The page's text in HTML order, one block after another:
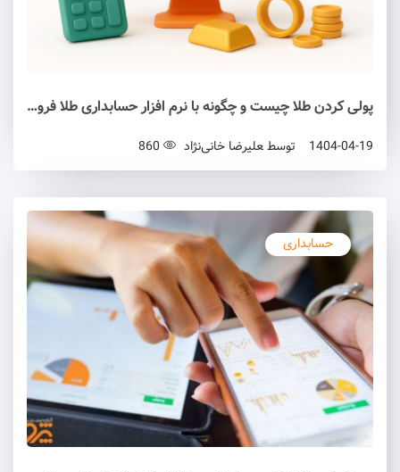
پولی کردن طلا چیست و چگونه با نرم‌ افزار حسابداری طلا فروشی آن را انجام بدیم؟
1404-04-19 توسط علیرضا خانی‌نژاد
حسابداری